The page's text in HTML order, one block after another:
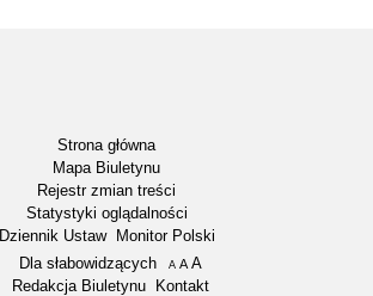
Strona główna
Mapa Biuletynu
Rejestr zmian treści
Statystyki oglądalności
Dziennik Ustaw
Monitor Polski
Menu dodatkowe
Dla słabowidzących A pomniejsz czcionkę
A standardowy rozmiar czcionki
A
Redakcja Biuletynu
Kontakt